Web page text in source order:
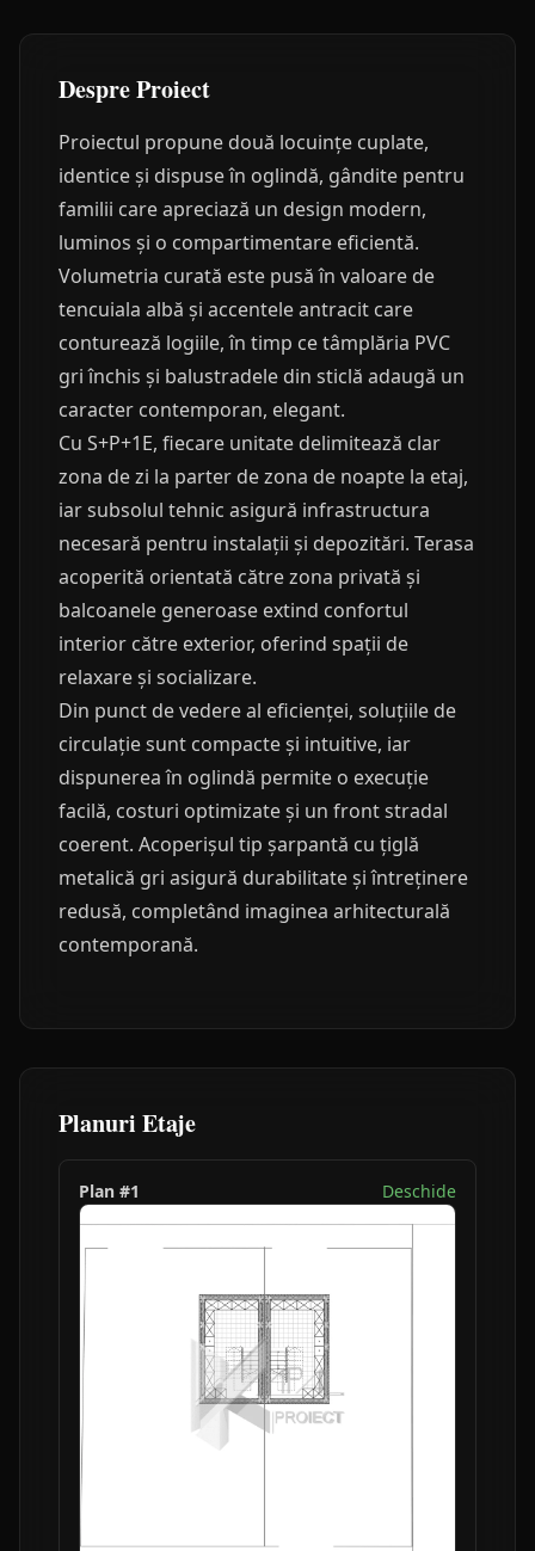
Despre Proiect
Proiectul propune două locuințe cuplate,
identice și dispuse în oglindă, gândite pentru
familii care apreciază un design modern,
luminos și o compartimentare eficientă.
Volumetria curată este pusă în valoare de
tencuiala albă și accentele antracit care
conturează logiile, în timp ce tâmplăria PVC
gri închis și balustradele din sticlă adaugă un
caracter contemporan, elegant.
Cu S+P+1E, fiecare unitate delimitează clar
zona de zi la parter de zona de noapte la etaj,
iar subsolul tehnic asigură infrastructura
necesară pentru instalații și depozitări. Terasa
acoperită orientată către zona privată și
balcoanele generoase extind confortul
interior către exterior, oferind spații de
relaxare și socializare.
Din punct de vedere al eficienței, soluțiile de
circulație sunt compacte și intuitive, iar
dispunerea în oglindă permite o execuție
facilă, costuri optimizate și un front stradal
coerent. Acoperișul tip șarpantă cu țiglă
metalică gri asigură durabilitate și întreținere
redusă, completând imaginea arhitecturală
contemporană.
Planuri Etaje
Plan #1 Deschide